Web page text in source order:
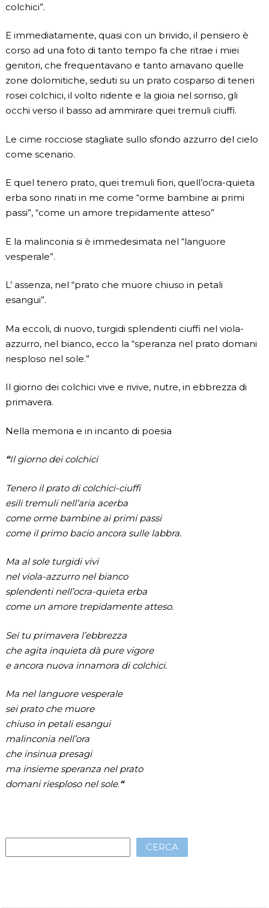
colchici”.
E immediatamente, quasi con un brivido, il pensiero è
corso ad una foto di tanto tempo fa che ritrae i miei
genitori, che frequentavano e tanto amavano quelle
zone dolomitiche, seduti su un prato cosparso di teneri
rosei colchici, il volto ridente e la gioia nel sorriso, gli
occhi verso il basso ad ammirare quei tremuli ciuffi.
Le cime rocciose stagliate sullo sfondo azzurro del cielo
come scenario.
E quel tenero prato, quei tremuli fiori, quell’ocra-quieta
erba sono rinati in me come “orme bambine ai primi
passi”, “come un amore trepidamente atteso”
E la malinconia si è immedesimata nel “languore
vesperale”.
L’ assenza, nel “prato che muore chiuso in petali
esangui”.
Ma eccoli, di nuovo, turgidi splendenti ciuffi nel viola-
azzurro, nel bianco, ecco la “speranza nel prato domani
riesploso nel sole.”
Il giorno dei colchici vive e rivive, nutre, in ebbrezza di
primavera.
Nella memoria e in incanto di poesia
“Il giorno dei colchici
Tenero il prato di colchici-ciuffi
esili tremuli nell’aria acerba
come orme bambine ai primi passi
come il primo bacio ancora sulle labbra.
Ma al sole turgidi vivi
nel viola-azzurro nel bianco
splendenti nell’ocra-quieta erba
come un amore trepidamente atteso.
Sei tu primavera l’ebbrezza
che agita inquieta dà pure vigore
e ancora nuova innamora di colchici.
Ma nel languore vesperale
sei prato che muore
chiuso in petali esangui
malinconia nell’ora
che insinua presagi
ma insieme speranza nel prato
domani riesploso nel sole.“
CERCA